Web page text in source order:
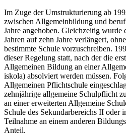
Im Zuge der Umstrukturierung ab
zwischen Allgemeinbildung und
Jahre angehoben. Gleichzeitig
Jahren auf zehn Jahre verlängert,
bestimmte Schule vorzuschreiben.
dieser Regelung statt, nach der die
Allgemeinen Bildung an einer
iskola) absolviert werden müssen.
Allgemeinen Pflichtschule
zehnjährige allgemeine Schulpflicht
an einer erweiterten Allgemeine
Schule des Sekundarbereichs II oder
Teilnahme an einem anderen
Anteil.